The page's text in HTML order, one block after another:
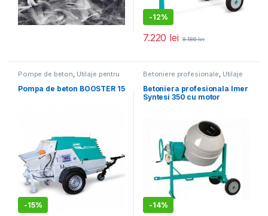
-12%
7.220 lei 8.186lei
Pompe de beton Utilaje pentru
construcții
Pompa de beton BOOSTER 15
-15%
Betoniere profesionale Utilaje
pentru construcții
Betoniera profesionala Imer
Syntesi 350 cu motor
-14%